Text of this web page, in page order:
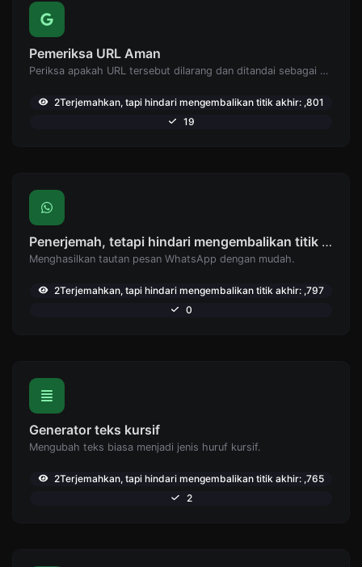
Pemeriksa URL Aman
Periksa apakah URL tersebut dilarang dan ditandai sebagai aman/tidak aman oleh Google.
2Terjemahkan, tapi hindari mengembalikan titik akhir: ,801
19
Penerjemah, tetapi hindari mengembalikan titik akhir: Pembuat tautan WhatsApp
Menghasilkan tautan pesan WhatsApp dengan mudah.
2Terjemahkan, tapi hindari mengembalikan titik akhir: ,797
0
Generator teks kursif
Mengubah teks biasa menjadi jenis huruf kursif.
2Terjemahkan, tapi hindari mengembalikan titik akhir: ,765
2